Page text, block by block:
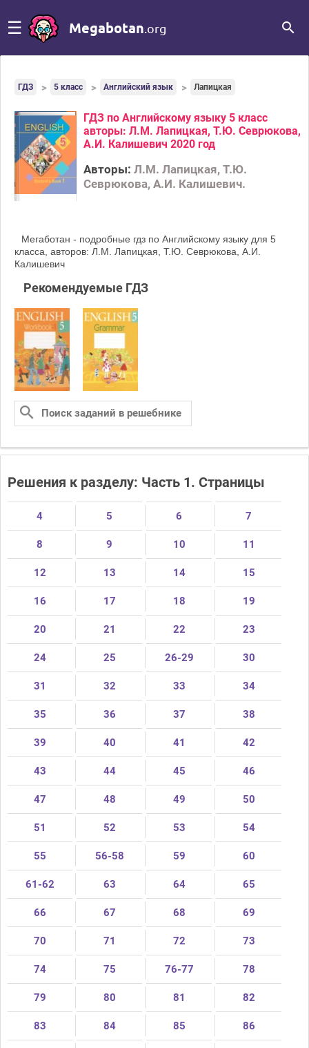
☰ Megabotan .org
ГДЗ 5 класс Английский язык Лапицкая
ГДЗ по Английскому языку 5 класс
авторы: Л.М. Лапицкая, Т.Ю. Севрюкова,
А.И. Калишевич 2020 год
Авторы: Л.М. Лапицкая, Т.Ю.
Севрюкова, А.И. Калишевич.
Мегаботан - подробные гдз по Английскому языку для 5
класса, авторов: Л.М. Лапицкая, Т.Ю. Севрюкова, А.И.
Калишевич
Рекомендуемые ГДЗ
Решения к разделу: Часть 1. Страницы
4 5 6 7
8 9 10 11
12 13 14 15
16 17 18 19
20 21 22 23
24 25 26-29 30
31 32 33 34
35 36 37 38
39 40 41 42
43 44 45 46
47 48 49 50
51 52 53 54
55 56-58 59 60
61-62 63 64 65
66 67 68 69
70 71 72 73
74 75 76-77 78
79 80 81 82
83 84 85 86